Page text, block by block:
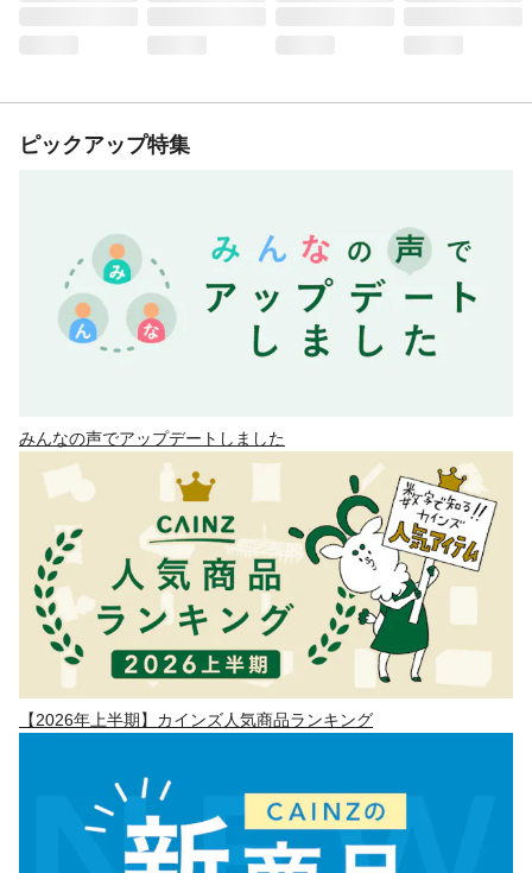
ピックアップ特集
みんなの声でアップデートしました
【2026年上半期】カインズ人気商品ランキング